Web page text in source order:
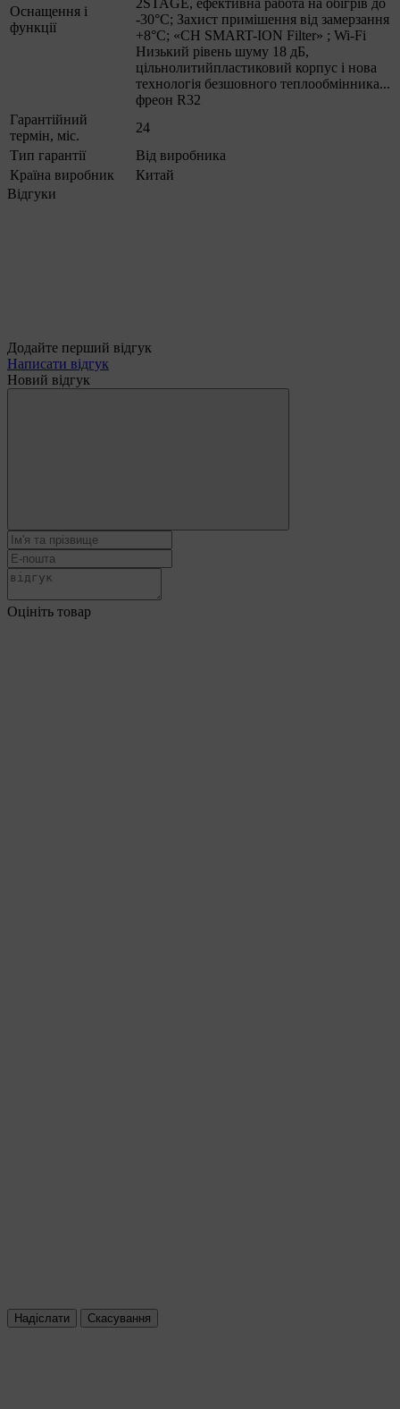
Оснащення і
функції
2STAGE, ефективна работа на обігрів до
-30°С; Захист примішення від замерзання
+8°C; «CH SMART-ION Filter» ; Wi-Fi
Низький рівень шуму 18 дБ,
цільнолитийпластиковий корпус і нова
технологія безшовного теплообмінника...
фреон R32
Гарантійний
термін, міс.
24
Тип гарантії
Від виробника
Країна виробник
Китай
Відгуки
Додайте перший відгук
Написати відгук
Новий відгук
Оцініть товар
Надіслати Скасування